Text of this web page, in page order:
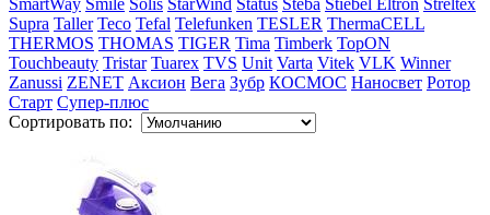
Supra Taller Teco Tefal Telefunken TESLER ThermaCELL
THERMOS THOMAS TIGER Tima Timberk TopON
Touchbeauty Tristar Tuarex TVS Unit Varta Vitek VLK Winner
Zanussi ZENET Аксион Вега Зубр КОСМОС Наносвет Ротор
Старт Супер-плюс
Сортировать по: